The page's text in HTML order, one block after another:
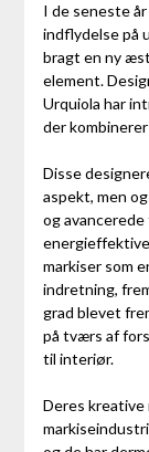
I de seneste
indflydelse på
bragt en ny
element.
Urquiola har
der
Disse
aspekt, men
og
markiser som
indretning,
grad blevet
på tværs af
til interiør.
Deres